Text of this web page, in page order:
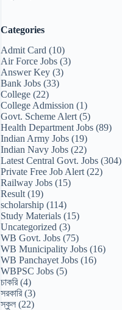
Categories
Admit Card (10)
Air Force Jobs (3)
Answer Key (3)
Bank Jobs (33)
College (22)
College Admission (1)
Govt. Scheme Alert (5)
Health Department Jobs (89)
Indian Army Jobs (19)
Indian Navy Jobs (22)
Latest Central Govt. Jobs (304)
Private Free Job Alert (22)
Railway Jobs (15)
Result (19)
scholarship (114)
Study Materials (15)
Uncategorized (3)
WB Govt. Jobs (75)
WB Municipality Jobs (16)
WB Panchayet Jobs (16)
WBPSC Jobs (5)
চাকরি(4)
সরকারি(3)
স্কুল (22)